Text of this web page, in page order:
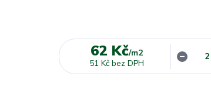
62 Kč/m2
51 Kč bez DPH